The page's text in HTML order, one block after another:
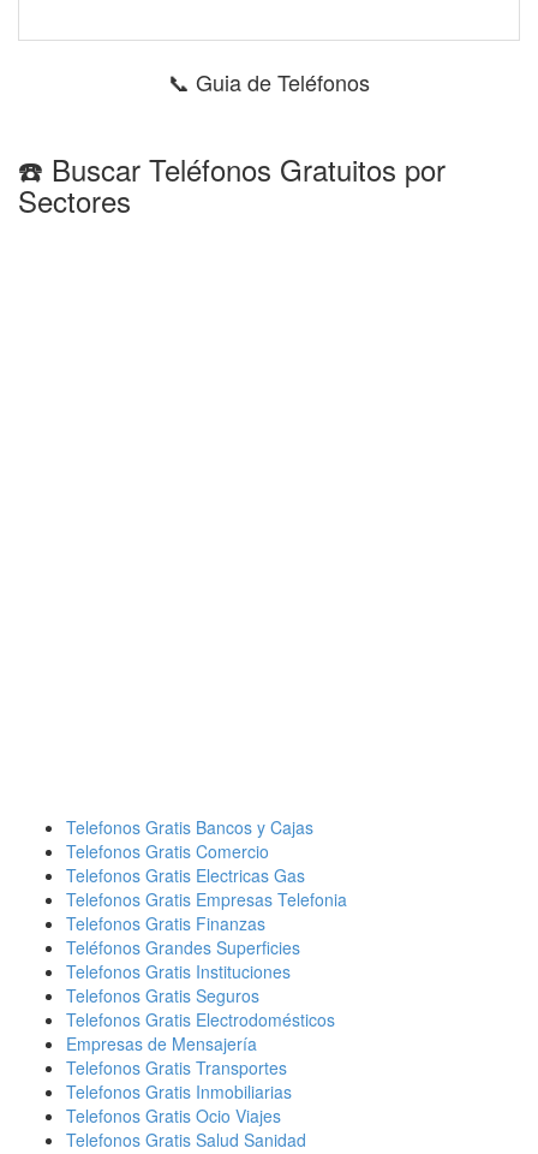
📞 Guia de Teléfonos
☎️ Buscar Teléfonos Gratuitos por
Sectores
Telefonos Gratis Bancos y Cajas
Telefonos Gratis Comercio
Telefonos Gratis Electricas Gas
Telefonos Gratis Empresas Telefonia
Telefonos Gratis Finanzas
Teléfonos Grandes Superficies
Telefonos Gratis Instituciones
Telefonos Gratis Seguros
Telefonos Gratis Electrodomésticos
Empresas de Mensajería
Telefonos Gratis Transportes
Telefonos Gratis Inmobiliarias
Telefonos Gratis Ocio Viajes
Telefonos Gratis Salud Sanidad